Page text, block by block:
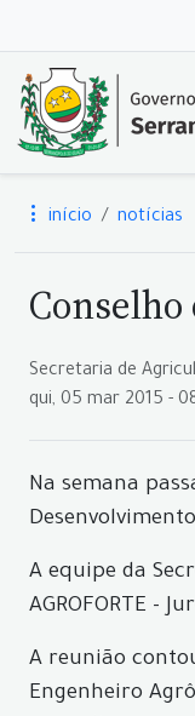
início notícias
Secretaria de
qui, 05 mar 2015 -
Na semana
A equipe da
AGROFORTE -
A reunião
Engenheiro